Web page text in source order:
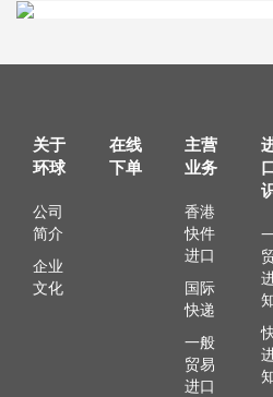
关于
环球
公司
简介
企业
文化
在线
下单
主营
业务
香港
快件
进口
国际
快递
一般
贸易
进口